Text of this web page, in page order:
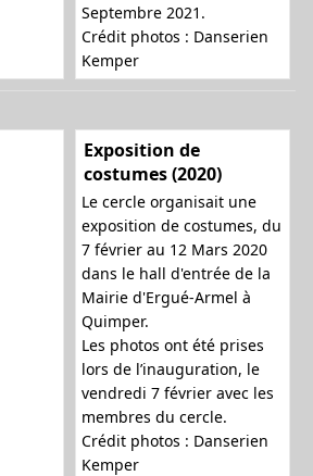
a
Septembre 2021.
Crédit photos : Danserien
Kemper
Exposition de
costumes (2020)
Le cercle organisait une
exposition de costumes, du
7 février au 12 Mars 2020
dans le hall d'entrée de la
Mairie d'Ergué-Armel à
Quimper.
Les photos ont été prises
lors de l’inauguration, le
vendredi 7 février avec les
membres du cercle.
Crédit photos : Danserien
Kemper